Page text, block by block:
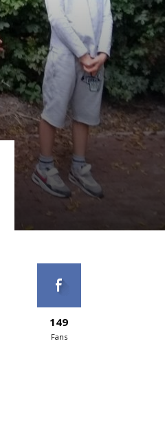
149
Fans